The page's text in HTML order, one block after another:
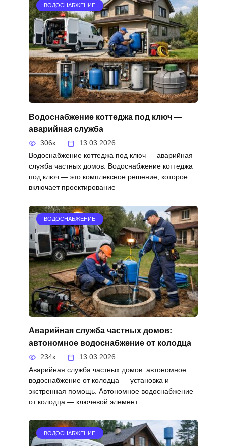
ВОДОСНАБЖЕНИЕ
Водоснабжение коттеджа под ключ —
аварийная служба
306к. 13.03.2026
Водоснабжение коттеджа под ключ — аварийная
служба частных домов. Водоснабжение коттеджа
под ключ — это комплексное решение, которое
включает проектирование
ВОДОСНАБЖЕНИЕ
Аварийная служба частных домов:
автономное водоснабжение от колодца
234к. 13.03.2026
Аварийная служба частных домов: автономное
водоснабжение от колодца — установка и
экстренная помощь. Автономное водоснабжение
от колодца — ключевой элемент
ВОДОСНАБЖЕНИЕ